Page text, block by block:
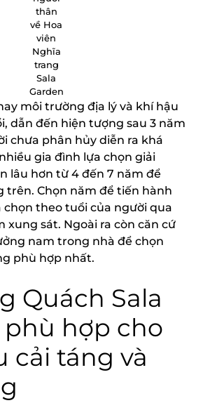
thân
về Hoa
viên
Nghĩa
trang
Sala
Garden
môi trường địa lý và khí hậu
dẫn đến hiện tượng sau 3 năm
chưa phân hủy diễn ra khá
gia đình lựa chọn giải
lâu hơn từ 4 đến 7 năm để
trên. Chọn năm để tiến hành
chọn theo tuổi của người qua
xung sát. Ngoài ra còn căn cứ
nam trong nhà để chọn
phù hợp nhất.
Quách Sala
phù hợp cho
cải táng và